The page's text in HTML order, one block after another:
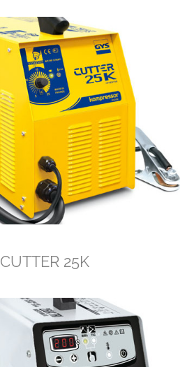
CUTTER 25K